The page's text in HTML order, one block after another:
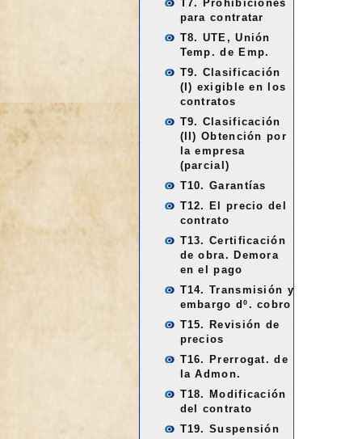
T7. Prohibiciones
para contratar
T8. UTE, Unión
Temp. de Emp.
T9. Clasificación
(I) exigible en los
contratos
T9. Clasificación
(II) Obtención por
la empresa
(parcial)
T10. Garantías
T12. El precio del
contrato
T13. Certificación
de obra. Demora
en el pago
T14. Transmisión y
embargo dº. cobro
T15. Revisión de
precios
T16. Prerrogat. de
la Admon.
T18. Modificación
del contrato
T19. Suspensión